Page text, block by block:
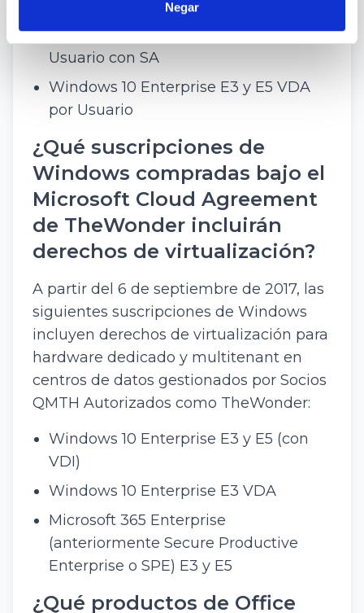
Negar
Windows 10 Enterprise E3 y E5 por
Usuario con SA
Windows 10 Enterprise E3 y E5 VDA
por Usuario
¿Qué suscripciones de
Windows compradas bajo el
Microsoft Cloud Agreement
de TheWonder incluirán
derechos de virtualización?
A partir del 6 de septiembre de 2017, las
siguientes suscripciones de Windows
incluyen derechos de virtualización para
hardware dedicado y multitenant en
centros de datos gestionados por Socios
QMTH Autorizados como TheWonder:
Windows 10 Enterprise E3 y E5 (con
VDI)
Windows 10 Enterprise E3 VDA
Microsoft 365 Enterprise
(anteriormente Secure Productive
Enterprise o SPE) E3 y E5
¿Qué productos de Office